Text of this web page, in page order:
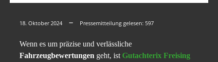
18. Oktober 2024 Pressemitteilung gelesen: 597
Wenn es um präzise und verlässliche
Fahrzeugbewertungen geht, ist Gutachterix Freising